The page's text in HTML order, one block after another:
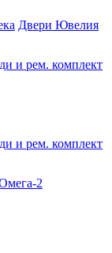
Двери Ювелия
и рем. комплект
и рем. комплект
2